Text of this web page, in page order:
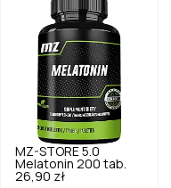
MZ-STORE 5.0
Melatonin 200 tab.
26,90 zł